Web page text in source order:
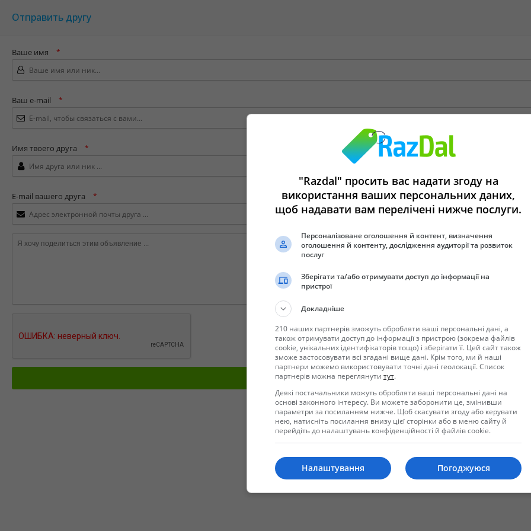
Отправить другу
Ваше имя *
Ваш e-mail *
Имя твоего друга *
E-mail вашего друга *
Отправить сообщение
"Razdal" просить вас надати згоду на
використання ваших персональних даних,
щоб надавати вам перелічені нижче послуги.
Персоналізоване оголошення й контент, визначення
оголошення й контенту, дослідження аудиторії та розвиток
послуг
Зберігати та/або отримувати доступ до інформації на
пристрої
Докладніше
210 наших партнерів зможуть обробляти ваші персональні дані, а
також отримувати доступ до інформації з пристрою (зокрема файлів
cookie, унікальних ідентифікаторів тощо) і зберігати її. Цей сайт також
зможе застосовувати всі згадані вище дані. Крім того, ми й наші
партнери можемо використовувати точні дані геолокації. Список
партнерів можна переглянути тут.
Деякі постачальники можуть обробляти ваші персональні дані на
основі законного інтересу. Ви можете заборонити це, змінивши
параметри за посиланням нижче. Щоб скасувати згоду або керувати
нею, натисніть посилання внизу цієї сторінки або в меню сайту й
перейдіть до налаштувань конфіденційності й файлів cookie.
Погоджуюся
Налаштування